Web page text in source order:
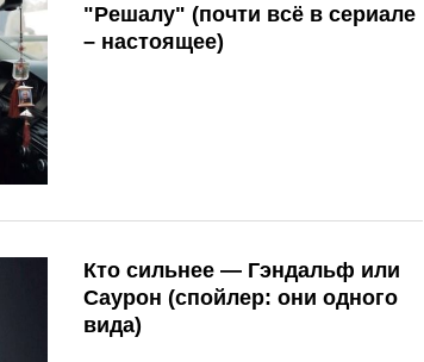
"Решалу" (почти всё в сериале
– настоящее)
Кто сильнее — Гэндальф или
Саурон (спойлер: они одного
вида)